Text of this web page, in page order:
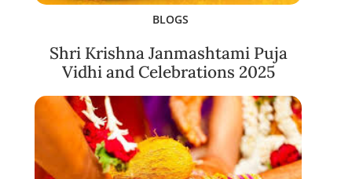
BLOGS
Shri Krishna Janmashtami Puja
Vidhi and Celebrations 2025